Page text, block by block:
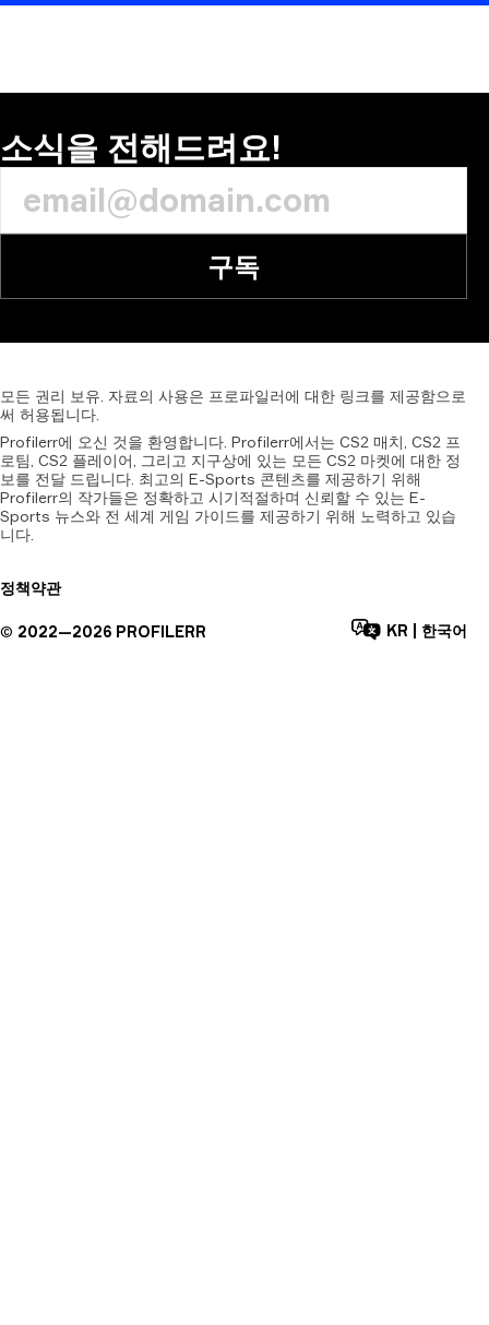
소식을 전해드려요!
구독
모든 권리 보유. 자료의 사용은 프로파일러에 대한 링크를 제공함으로
써 허용됩니다.
Profilerr에 오신 것을 환영합니다. Profilerr에서는 CS2 매치, CS2 프
로팀, CS2 플레이어, 그리고 지구상에 있는 모든 CS2 마켓에 대한 정
보를 전달 드립니다. 최고의 E-Sports 콘텐츠를 제공하기 위해
Profilerr의 작가들은 정확하고 시기적절하며 신뢰할 수 있는 E-
Sports 뉴스와 전 세계 게임 가이드를 제공하기 위해 노력하고 있습
니다.
정책약관
© 2022—2026 PROFILERR KR 한국어